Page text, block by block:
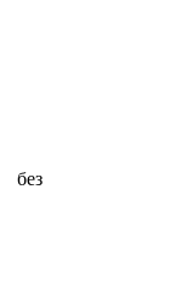
без